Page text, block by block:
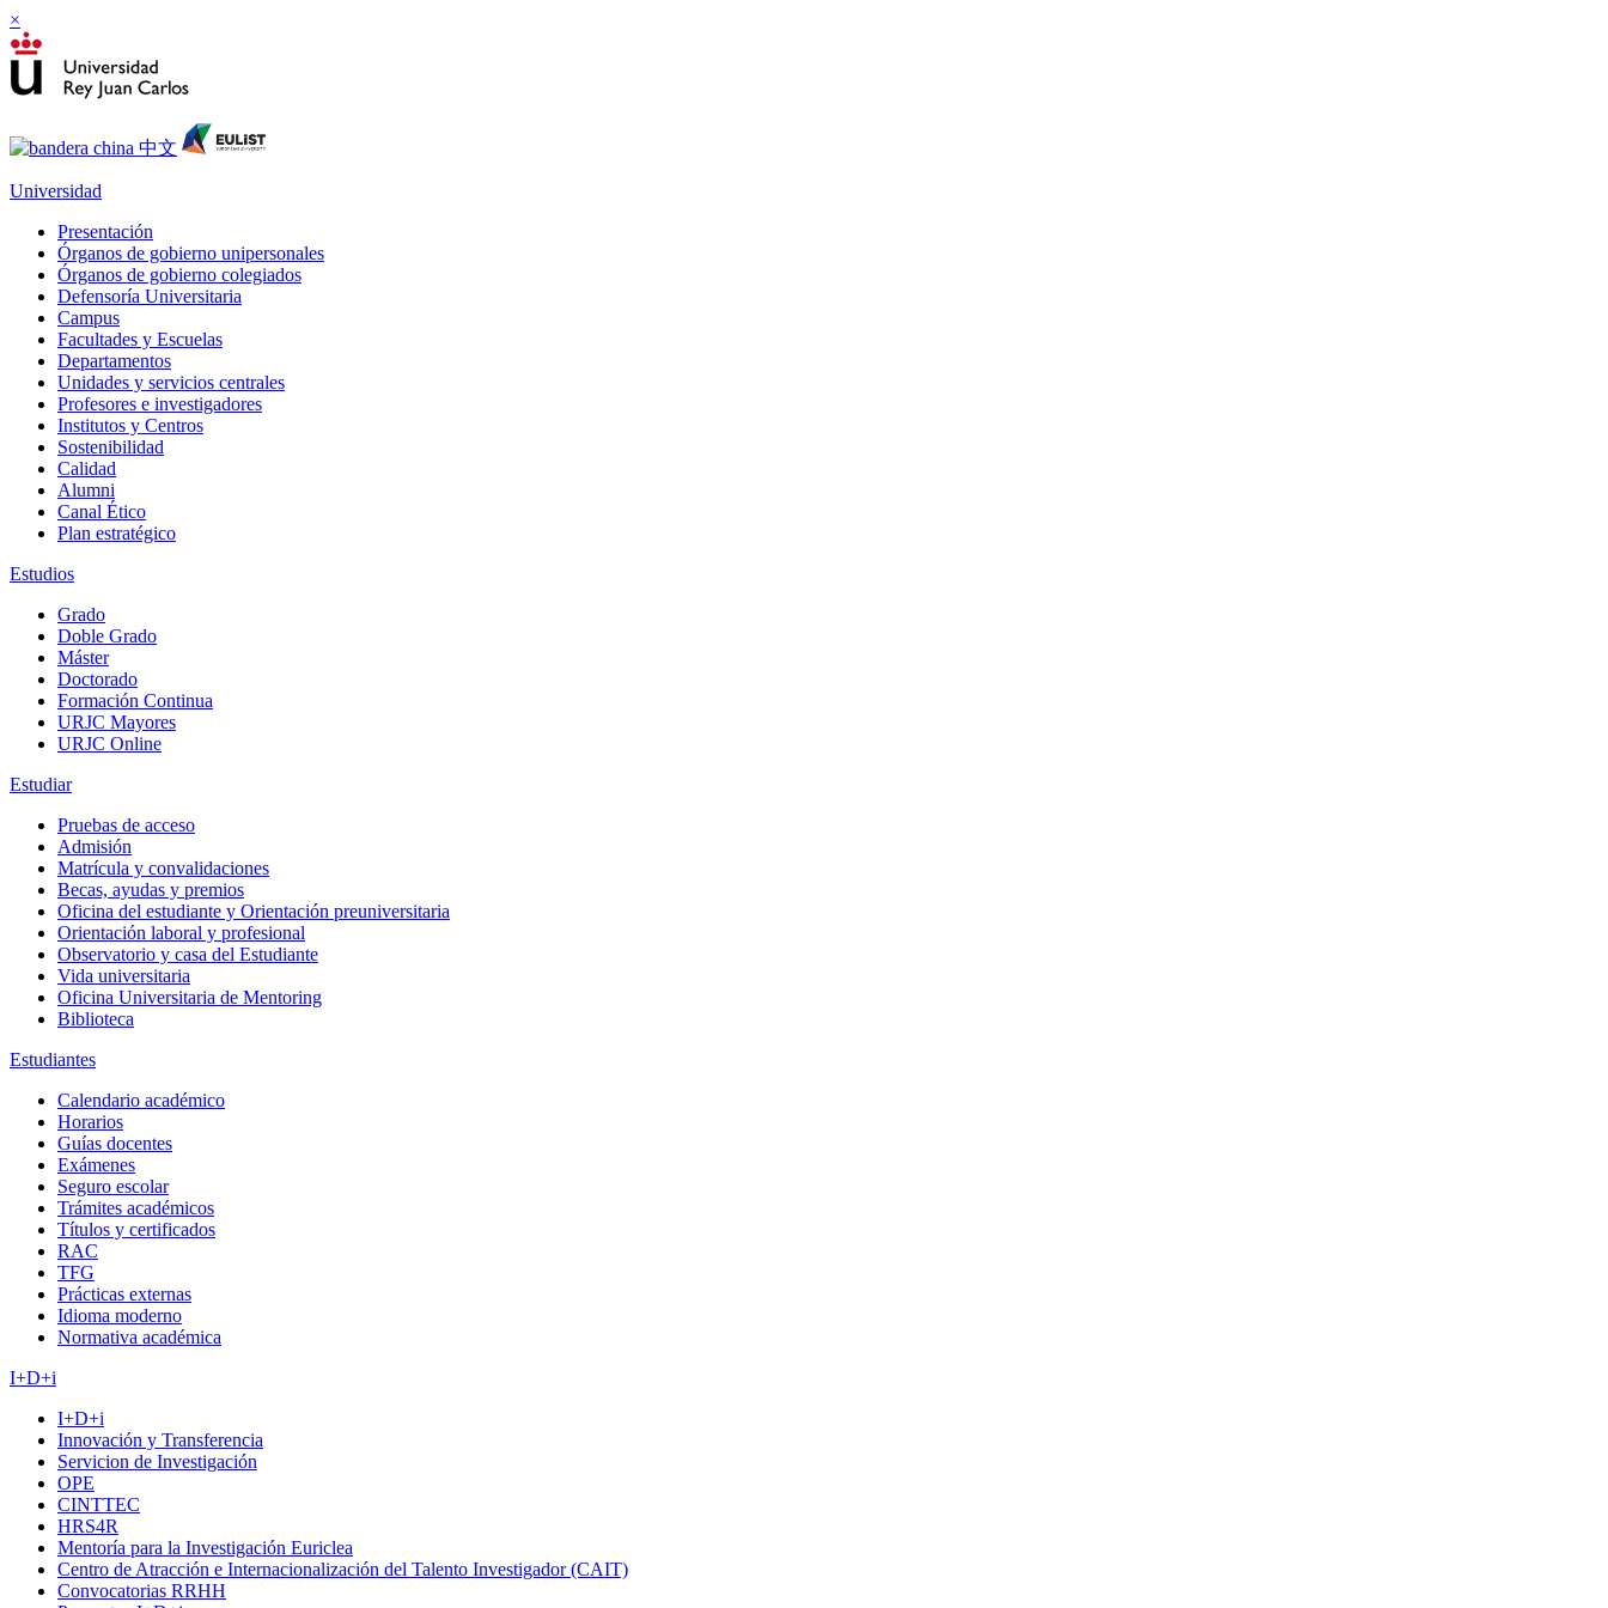
×
Universidad
Presentación
Órganos de gobierno unipersonales
Órganos de gobierno colegiados
Defensoría Universitaria
Campus
Facultades y Escuelas
Departamentos
Unidades y servicios centrales
Profesores e investigadores
Institutos y Centros
Sostenibilidad
Calidad
Alumni
Canal Ético
Plan estratégico
Estudios
Grado
Doble Grado
Máster
Doctorado
Formación Continua
URJC Mayores
URJC Online
Estudiar
Pruebas de acceso
Admisión
Matrícula y convalidaciones
Becas, ayudas y premios
Oficina del estudiante y Orientación preuniversitaria
Orientación laboral y profesional
Observatorio y casa del Estudiante
Vida universitaria
Oficina Universitaria de Mentoring
Biblioteca
Estudiantes
Calendario académico
Horarios
Guías docentes
Exámenes
Seguro escolar
Trámites académicos
Títulos y certificados
RAC
TFG
Prácticas externas
Idioma moderno
Normativa académica
I+D+i
I+D+i
Innovación y Transferencia
Servicion de Investigación
OPE
CINTTEC
HRS4R
Mentoría para la Investigación Euriclea
Centro de Atracción e Internacionalización del Talento Investigador (CAIT)
Convocatorias RRHH